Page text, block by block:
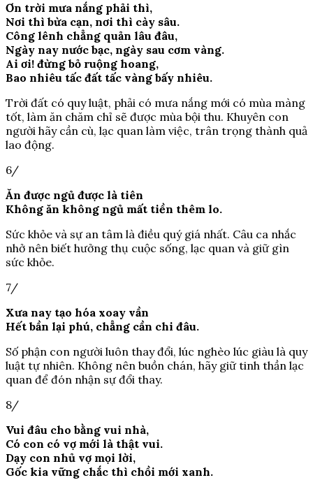
Ơn trời mưa nắng phải thì,
Nơi thì bừa cạn, nơi thì cày sâu.
Công lênh chẳng quản lâu đâu,
Ngày nay nước bạc, ngày sau cơm vàng.
Ai ơi! đừng bỏ ruộng hoang,
Bao nhiêu tấc đất tấc vàng bấy nhiêu.
Trời đất có quy luật, phải có mưa nắng mới có mùa màng
tốt, làm ăn chăm chỉ sẽ được mùa bội thu. Khuyên con
người hãy cần cù, lạc quan làm việc, trân trọng thành quả
lao động.
6/
Ăn được ngủ được là tiên
Không ăn không ngủ mất tiền thêm lo.
Sức khỏe và sự an tâm là điều quý giá nhất. Câu ca nhắc
nhở nên biết hưởng thụ cuộc sống, lạc quan và giữ gìn
sức khỏe.
7/
Xưa nay tạo hóa xoay vần
Hết bần lại phú, chẳng cần chi đâu.
Số phận con người luôn thay đổi, lúc nghèo lúc giàu là quy
luật tự nhiên. Không nên buồn chán, hãy giữ tinh thần lạc
quan để đón nhận sự đổi thay.
8/
Vui đâu cho bằng vui nhà,
Có con có vợ mới là thật vui.
Dạy con nhủ vợ mọi lời,
Gốc kia vững chắc thì chồi mới xanh.